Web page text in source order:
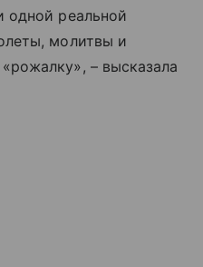
одной реальной
молитвы и
– высказала